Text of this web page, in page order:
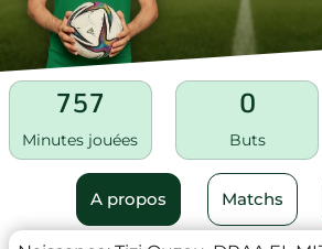
757
Minutes jouées
0
Buts
A propos Matchs